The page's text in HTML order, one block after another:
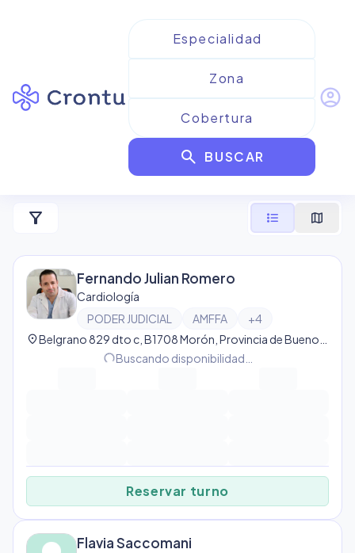
search BUSCAR
account_circle
Resultados paraCardiología
de Poder Judicial
filter_alt format_list_bulleted map
Fernando Julian Romero
Cardiología
PODER JUDICIAL
AMFFA +4
location_on
progress_activityBuscando disponibilidad…
Reservar turno
Flavia Saccomani